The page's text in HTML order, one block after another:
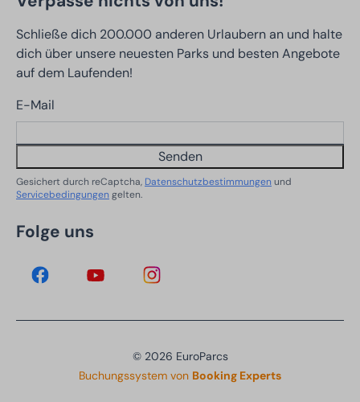
Schließe dich 200.000 anderen Urlaubern an und halte
dich über unsere neuesten Parks und besten Angebote
auf dem Laufenden!
E-Mail
Senden
Gesichert durch reCaptcha, Datenschutzbestimmungen und
Servicebedingungen gelten.
Folge uns
© 2026 EuroParcs
Buchungssystem von Booking Experts